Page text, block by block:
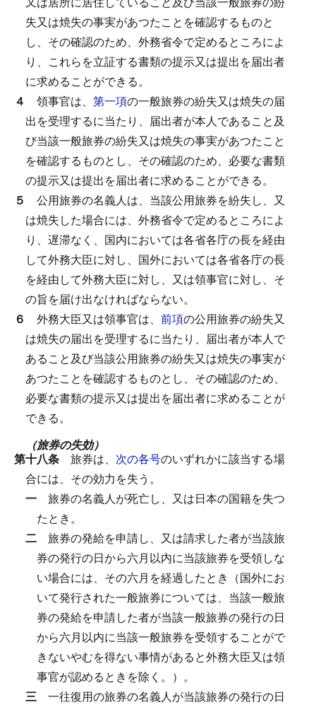
失又は焼失の事実があつたことを確認するものと
し、その確認のため、外務省令で定めるところによ
り、これらを立証する書類の提示又は提出を届出者
に求めることができる。
４ 領事官は、 第一項の一般旅券の紛失又は焼失の届
出を受理するに当たり、届出者が本人であること及
び当該一般旅券の紛失又は焼失の事実があつたこと
を確認するものとし、その確認のため、必要な書類
の提示又は提出を届出者に求めることができる。
５ 公用旅券の名義人は、当該公用旅券を紛失し、又
は焼失した場合には、外務省令で定めるところによ
り、遅滞なく、国内においては各省各庁の長を経由
して外務大臣に対し、国外においては各省各庁の長
を経由して外務大臣に対し、又は領事官に対し、そ
の旨を届け出なければならない。
６ 外務大臣又は領事官は、 前項の公用旅券の紛失又
は焼失の届出を受理するに当たり、届出者が本人で
あること及び当該公用旅券の紛失又は焼失の事実が
あつたことを確認するものとし、その確認のため、
必要な書類の提示又は提出を届出者に求めることが
できる。
（旅券の失効）
第十八条 旅券は、 次の各号のいずれかに該当する場
合には、その効力を失う。
一 旅券の名義人が死亡し、又は日本の国籍を失つ
たとき。
二 旅券の発給を申請し、又は請求した者が当該旅
券の発行の日から六月以内に当該旅券を受領しな
い場合には、その六月を経過したとき（国外にお
いて発行された一般旅券については、当該一般旅
券の発給を申請した者が当該一般旅券の発行の日
から六月以内に当該一般旅券を受領することがで
きないやむを得ない事情があると外務大臣又は領
事官が認めるときを除く。）。
三 一往復用の旅券の名義人が当該旅券の発行の日